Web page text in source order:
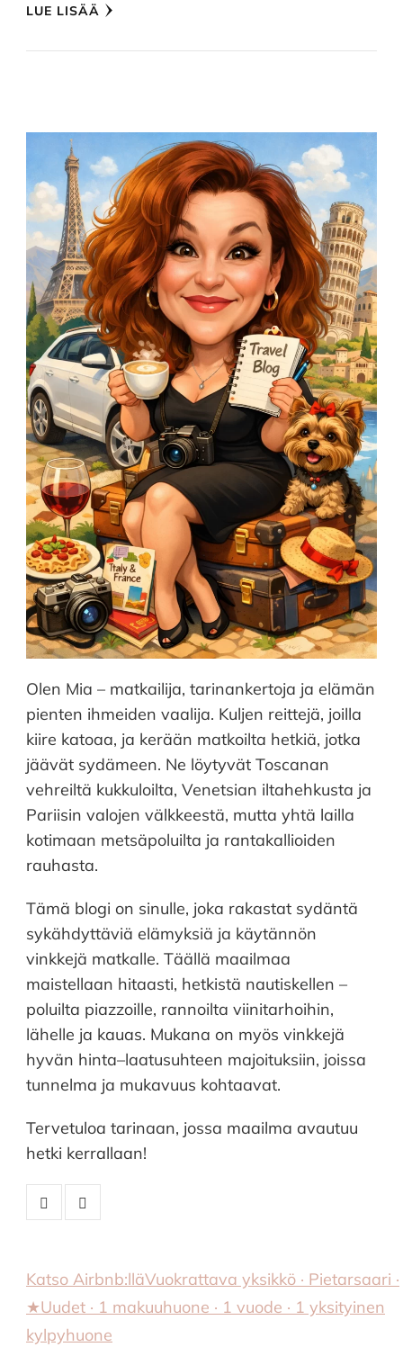
LUE LISÄÄ
Olen Mia – matkailija, tarinankertoja ja elämän
pienten ihmeiden vaalija. Kuljen reittejä, joilla
kiire katoaa, ja kerään matkoilta hetkiä, jotka
jäävät sydämeen. Ne löytyvät Toscanan
vehreiltä kukkuloilta, Venetsian iltahehkusta ja
Pariisin valojen välkkeestä, mutta yhtä lailla
kotimaan metsäpoluilta ja rantakallioiden
rauhasta.
Tämä blogi on sinulle, joka rakastat sydäntä
sykähdyttäviä elämyksiä ja käytännön
vinkkejä matkalle. Täällä maailmaa
maistellaan hitaasti, hetkistä nautiskellen –
poluilta piazzoille, rannoilta viinitarhoihin,
lähelle ja kauas. Mukana on myös vinkkejä
hyvän hinta–laatusuhteen majoituksiin, joissa
tunnelma ja mukavuus kohtaavat.
Tervetuloa tarinaan, jossa maailma avautuu
hetki kerrallaan!
Katso Airbnb:lläVuokrattava yksikkö · Pietarsaari ·
★Uudet · 1 makuuhuone · 1 vuode · 1 yksityinen
kylpyhuone